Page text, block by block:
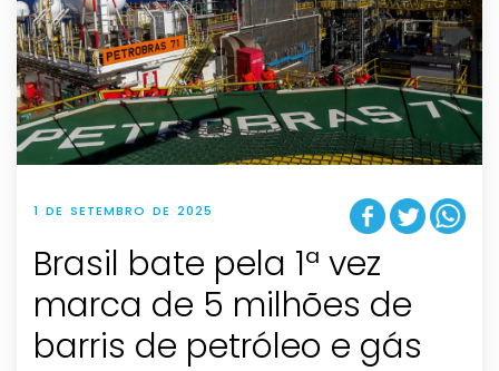
1 DE SETEMBRO DE 2025
Brasil bate pela 1ª vez
marca de 5 milhões de
barris de petróleo e gás